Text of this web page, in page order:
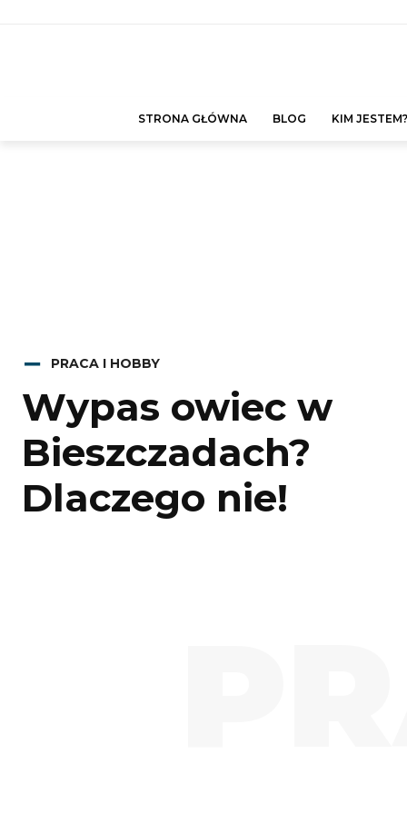
STRONA GŁÓWNA BLOG KIM JESTEM?
PRACA I HOBBY
Wypas owiec w
Bieszczadach?
Dlaczego nie!